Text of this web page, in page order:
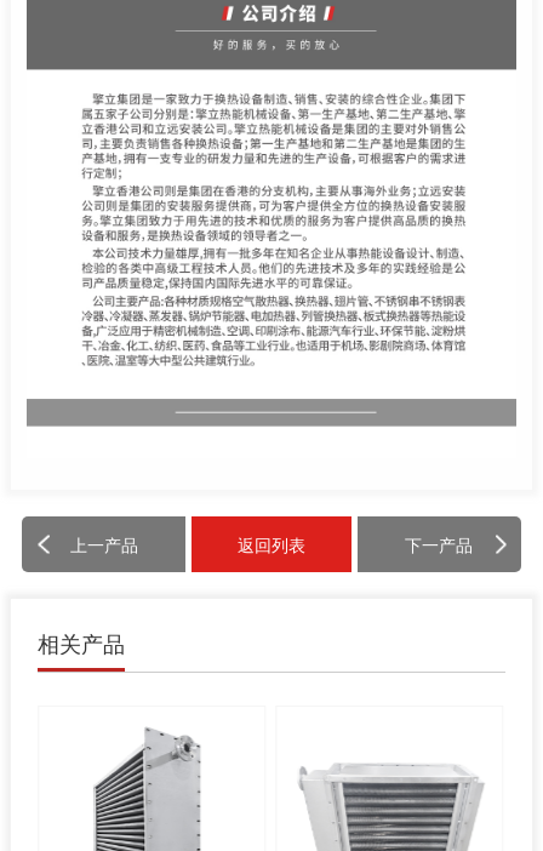
上一产品 返回列表 下一产品
相关产品